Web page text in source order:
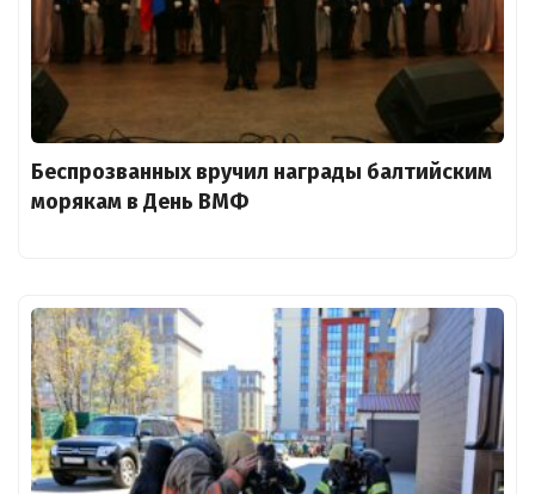
Беспрозванных вручил награды балтийским
морякам в День ВМФ